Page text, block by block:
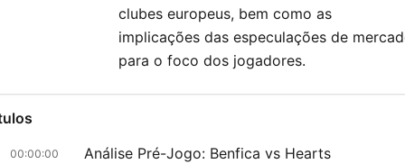
clubes europeus, bem como as
implicações das especulações de
para o foco dos jogadores.
00:00:00 Análise Pré-Jogo: Benfica vs Hearts